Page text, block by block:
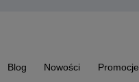
Blog Nowości Promocje